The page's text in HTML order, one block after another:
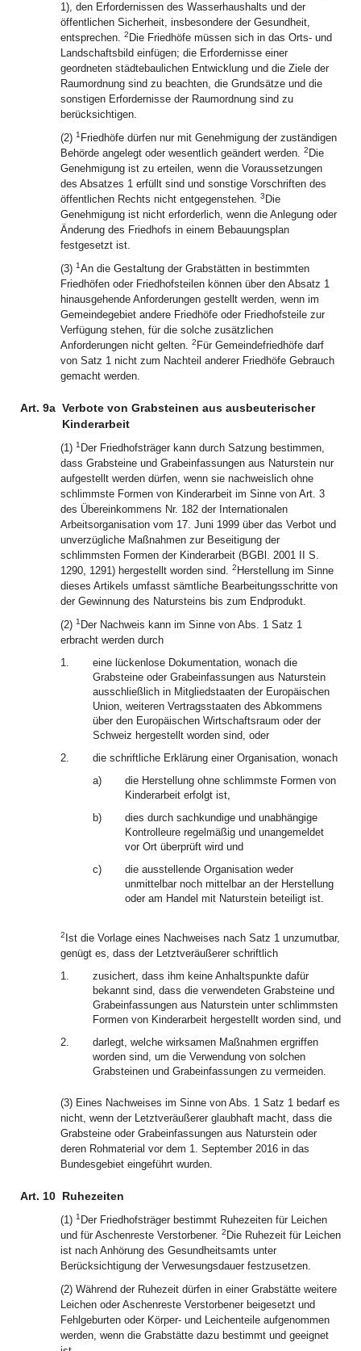
1), den Erfordernissen des Wasserhaushalts und der
öffentlichen Sicherheit, insbesondere der Gesundheit,
entsprechen. 2 Die Friedhöfe müssen sich in das Orts- und
Landschaftsbild einfügen; die Erfordernisse einer
geordneten städtebaulichen Entwicklung und die Ziele der
Raumordnung sind zu beachten, die Grundsätze und die
sonstigen Erfordernisse der Raumordnung sind zu
berücksichtigen.
(2) 1 Friedhöfe dürfen nur mit Genehmigung der zuständigen
Behörde angelegt oder wesentlich geändert werden. 2 Die
Genehmigung ist zu erteilen, wenn die Voraussetzungen
des Absatzes 1 erfüllt sind und sonstige Vorschriften des
öffentlichen Rechts nicht entgegenstehen. 3 Die
Genehmigung ist nicht erforderlich, wenn die Anlegung oder
Änderung des Friedhofs in einem Bebauungsplan
festgesetzt ist.
(3) 1An die Gestaltung der Grabstätten in bestimmten
Friedhöfen oder Friedhofsteilen können über den Absatz 1
hinausgehende Anforderungen gestellt werden, wenn im
Gemeindegebiet andere Friedhöfe oder Friedhofsteile zur
Verfügung stehen, für die solche zusätzlichen
Anforderungen nicht gelten. 2 Für Gemeindefriedhöfe darf
von Satz 1 nicht zum Nachteil anderer Friedhöfe Gebrauch
gemacht werden.
Art. 9a Verbote von Grabsteinen aus ausbeuterischer
Kinderarbeit
(1) 1 Der Friedhofsträger kann durch Satzung bestimmen,
dass Grabsteine und Grabeinfassungen aus Naturstein nur
aufgestellt werden dürfen, wenn sie nachweislich ohne
schlimmste Formen von Kinderarbeit im Sinne von Art. 3
des Übereinkommens Nr. 182 der Internationalen
Arbeitsorganisation vom 17. Juni 1999 über das Verbot und
unverzügliche Maßnahmen zur Beseitigung der
schlimmsten Formen der Kinderarbeit (BGBl. 2001 II S.
1290, 1291) hergestellt worden sind. 2 Herstellung im Sinne
dieses Artikels umfasst sämtliche Bearbeitungsschritte von
der Gewinnung des Natursteins bis zum Endprodukt.
(2) 1 Der Nachweis kann im Sinne von Abs. 1 Satz 1
erbracht werden durch
1.
eine lückenlose Dokumentation, wonach die
Grabsteine oder Grabeinfassungen aus Naturstein
ausschließlich in Mitgliedstaaten der Europäischen
Union, weiteren Vertragsstaaten des Abkommens
über den Europäischen Wirtschaftsraum oder der
Schweiz hergestellt worden sind, oder
2.
die schriftliche Erklärung einer Organisation, wonach
a)
die Herstellung ohne schlimmste Formen von
Kinderarbeit erfolgt ist,
b)
dies durch sachkundige und unabhängige
Kontrolleure regelmäßig und unangemeldet
vor Ort überprüft wird und
c)
die ausstellende Organisation weder
unmittelbar noch mittelbar an der Herstellung
oder am Handel mit Naturstein beteiligt ist.
2 Ist die Vorlage eines Nachweises nach Satz 1 unzumutbar,
genügt es, dass der Letztveräußerer schriftlich
1.
zusichert, dass ihm keine Anhaltspunkte dafür
bekannt sind, dass die verwendeten Grabsteine und
Grabeinfassungen aus Naturstein unter schlimmsten
Formen von Kinderarbeit hergestellt worden sind, und
2.
darlegt, welche wirksamen Maßnahmen ergriffen
worden sind, um die Verwendung von solchen
Grabsteinen und Grabeinfassungen zu vermeiden.
(3) Eines Nachweises im Sinne von Abs. 1 Satz 1 bedarf es
nicht, wenn der Letztveräußerer glaubhaft macht, dass die
Grabsteine oder Grabeinfassungen aus Naturstein oder
deren Rohmaterial vor dem 1. September 2016 in das
Bundesgebiet eingeführt wurden.
Art. 10 Ruhezeiten
(1) 1 Der Friedhofsträger bestimmt Ruhezeiten für Leichen
und für Aschenreste Verstorbener. 2 Die Ruhezeit für Leichen
ist nach Anhörung des Gesundheitsamts unter
Berücksichtigung der Verwesungsdauer festzusetzen.
(2) Während der Ruhezeit dürfen in einer Grabstätte weitere
Leichen oder Aschenreste Verstorbener beigesetzt und
Fehlgeburten oder Körper- und Leichenteile aufgenommen
werden, wenn die Grabstätte dazu bestimmt und geeignet